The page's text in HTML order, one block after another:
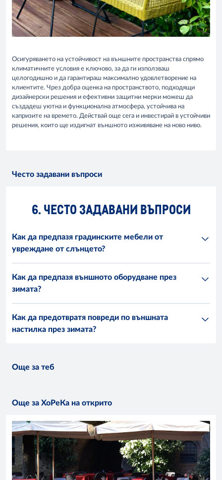
Осигуряването на устойчивост на външните пространства спрямо
климатичните условия е ключово, за да ги използваш
целогодишно и да гарантираш максимално удовлетворение на
клиентите. Чрез добра оценка на пространството, подходящи
дизайнерски решения и ефективни защитни мерки можеш да
създадеш уютна и функционална атмосфера, устойчива на
капризите на времето. Действай още сега и инвестирай в устойчиви
решения, които ще издигнат външното изживяване на ново ниво.
Често задавани въпроси
6. ЧЕСТО ЗАДАВАНИ ВЪПРОСИ
Как да предпазя градинските мебели от
увреждане от слънцето?
Как да предпазя външното оборудване през
зимата?
Как да предотвратя повреди по външната
настилка през зимата?
Още за теб
МОБИЛНО ПРИЛОЖЕНИЕ
ИЗТЕГЛИ METRO COMPANION
Още по-удобно пазаруване с нашето мобилно приложение.
Свали за iOS или Android
НЕ ИЗПУСКАЙ ОФЕРТИ
АБОНИРАЙ СЕ ЗА НЮЗЛЕТЪР
Избрани оферти всяка седмица.
Още за ХоРеКа на открито